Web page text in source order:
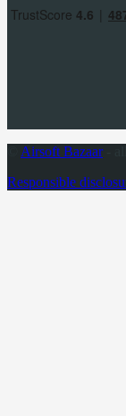
Airsoft Bazaar-
Responsible